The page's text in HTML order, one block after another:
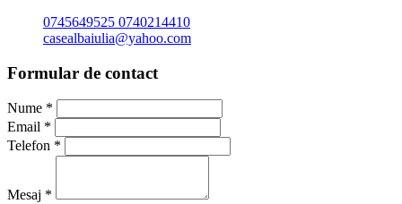
0745649525 0740214410
casealbaiulia@yahoo.com
Formular de contact
Nume *
Email *
Telefon *
Mesaj *